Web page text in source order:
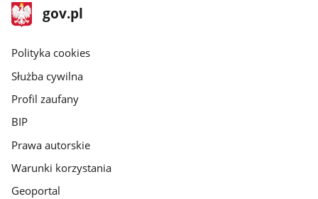
stopka
gov.pl
Strona
gov.pl
gov.pl
Polityka cookies
Służba cywilna
Profil zaufany
BIP
Prawa autorskie
Warunki korzystania
Geoportal